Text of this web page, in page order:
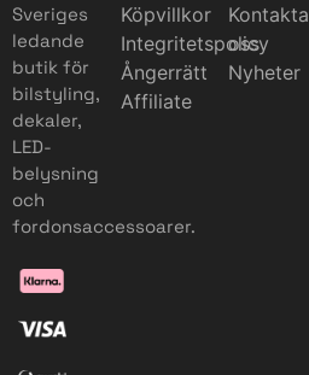
Sveriges
ledande
butik för
bilstyling,
dekaler,
LED-
belysning
och
fordonsaccessoarer.
Köpvillkor
Integritetspolicy
Ångerrätt
Affiliate
Kontakta
oss
Nyheter